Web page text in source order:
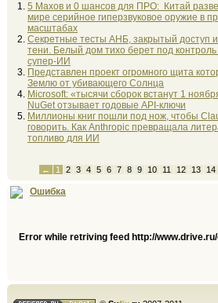
5 Махов и 0 шансов для ПРО: Китай
мире серийное гиперзвуковое оружие в
масштабах
Секретные тесты АНБ, закрытый доступ
тени. Белый дом тихо берет под контроль
супер-ИИ
Представлен проект огромного щита
Землю от убивающего Солнца
Microsoft: «тысячи сборок встанут 1
NuGet отзывает годовые API-ключи
Миллионы книг пошли под нож, чтобы
говорить. Как Anthropic превращала
топливо для ИИ
← 1 2 3 4 5 6 7 8 9 10 11 12 13 14
Ошибка
Error while retriving feed http://